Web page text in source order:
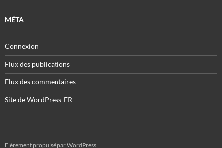
MÉTA
Connexion
Flux des publications
Flux des commentaires
Site de WordPress-FR
Fièrement propulsé par WordPress